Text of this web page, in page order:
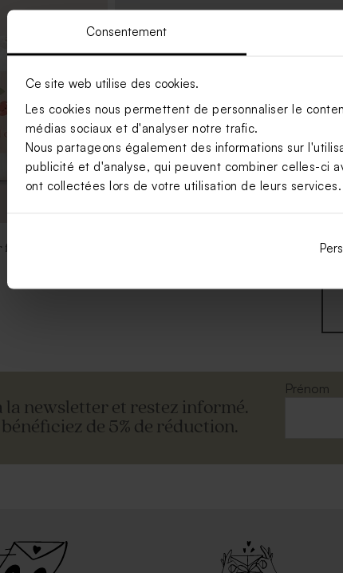
Consentement
Ce site web utilise des cookies.
Les cookies nous permettent de personnaliser le
médias sociaux et d'analyser notre trafic.
Nous partageons également des informations sur
publicité et d'analyse, qui peuvent combiner celles-ci
ont collectées lors de votre utilisation de leurs services.
ligné
Valisette dinosaure géométrique
la newsletter et restez informé.
de 5% de réduction.
Prénom